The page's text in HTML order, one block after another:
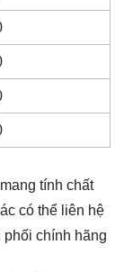
tính chất
có thể liên hệ
chính hãng